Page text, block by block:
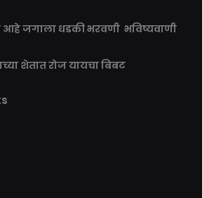
आहे जगाला धडकी भरवणी भविष्यवाणी
शेतात रोज यायचा बिबट